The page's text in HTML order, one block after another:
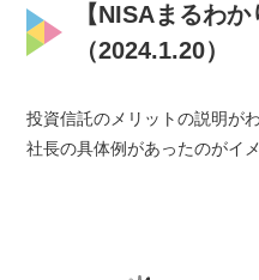
【NISAまるわ
（2024.1.20）
投資信託のメリットの説明が
社長の具体例があったのがイ